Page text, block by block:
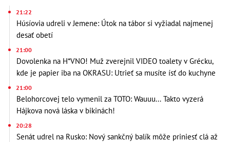
21:22
Húsíovia udreli v Jemene: Útok na tábor si vyžiadal najmenej
desať obetí
21:00
Dovolenka na H*VNO! Muž zverejnil VIDEO toalety v Grécku,
kde je papier iba na OKRASU: Utrieť sa musíte ísť do kuchyne
21:00
Belohorcovej telo vymenil za TOTO: Wauuu... Takto vyzerá
Hájkova nová láska v bikinách!
20:28
Senát udrel na Rusko: Nový sankčný balík môže priniesť clá až